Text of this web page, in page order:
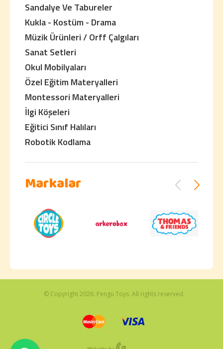
Sandalye Ve Tabureler
Kukla - Kostüm - Drama
Müzik Ürünleri / Orff Çalgıları
Sanat Setleri
Okul Mobilyaları
Özel Eğitim Materyalleri
Montessori Materyalleri
İlgi Köşeleri
Eğitici Sınıf Halıları
Robotik Kodlama
Markalar
© Copyright 2026. Pengu Toys. All rights reserved.